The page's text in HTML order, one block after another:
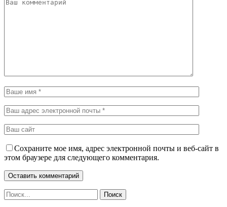
Сохраните мое имя, адрес электронной почты и веб-сайт в
этом браузере для следующего комментария.